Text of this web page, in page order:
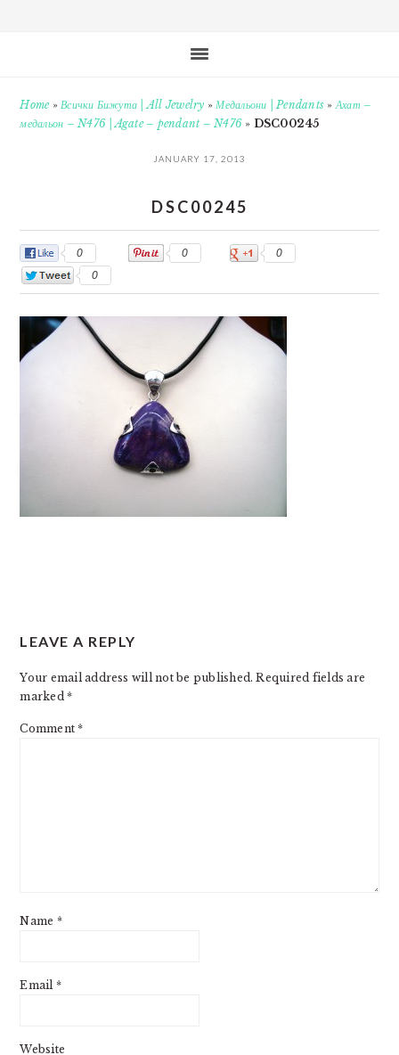
Home»Всички Бижута | All Jewelry »Медальони | Pendants »Ахат –
медальон – N476 | Agate – pendant – N476 » DSC00245
JANUARY 17, 2013
DSC00245
0 0
0
0
INTERACTIONS
LEAVE A REPLY
Your email address will not be published. Required fields are
marked*
Comment*
Name *
Email *
Website